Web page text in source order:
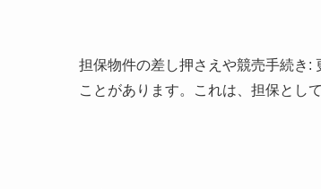
担保物件の差し押さえや競売手続き:
ことがあります。これは、担保とし